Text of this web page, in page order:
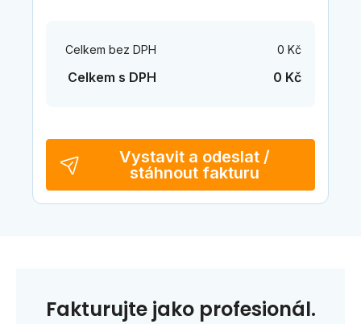
Celkem bez DPH 0 Kč
Celkem s DPH 0 Kč
Vystavit a odeslat /
stáhnout fakturu
Fakturujte jako profesionál.